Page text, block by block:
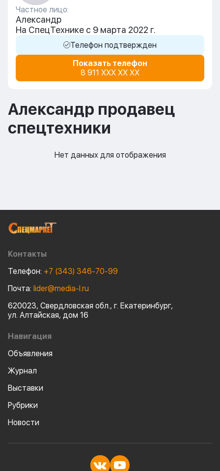
Частное лицо:
Александр
На СпецТехнике с 9 марта 2022 г.
Телефон подтвержден
Показать телефон
8 911 XXX XX XX
Александр продавец
спецтехники
Нет данных для отображения
Навигация
Объявления
Журнал
Выставки
Рубрики
Новости
Контакты
Телефон: +7 (343) 346-70-99
Почта: lider@media-l.ru
620023, Свердловская обл., г. Екатеринбург,
ул. Алтайская, дом 16